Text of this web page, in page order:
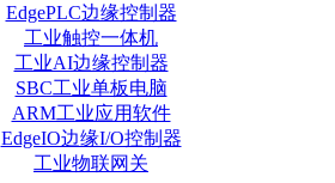
EdgePLC边缘控制器
工业触控一体机
工业AI边缘控制器
SBC工业单板电脑
ARM工业应用软件
EdgeIO边缘I/O控制器
工业物联网关